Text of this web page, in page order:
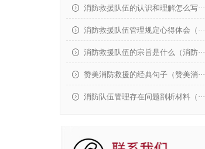
消防救援队伍的认识和理解怎么写···
消防救援队伍管理规定心得体会（···
消防救援队伍的宗旨是什么（消防···
赞美消防救援的经典句子（赞美消···
消防队伍管理存在问题剖析材料（···